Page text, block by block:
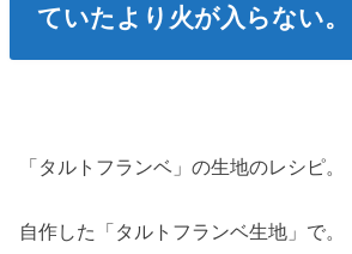
ていたより火が入らない。
「タルトフランベ」の生地のレシピ。
自作した「タルトフランベ生地」で。